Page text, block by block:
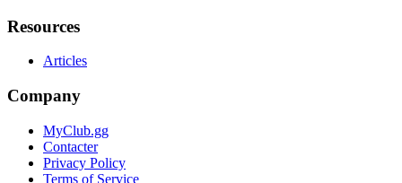
Resources
Articles
Company
MyClub.gg
Contacter
Privacy Policy
Terms of Service